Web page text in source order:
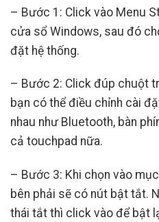
– Bước 1: Click vào Menu
cửa sổ Windows, sau đó
đặt hệ thống.
– Bước 2: Click đúp chuột
bạn có thể điều chỉnh cài
nhau như Bluetooth, bàn
cả touchpad nữa.
– Bước 3: Khi chọn vào
bên phải sẽ có nút bật tắt.
thái tắt thì click vào để bật